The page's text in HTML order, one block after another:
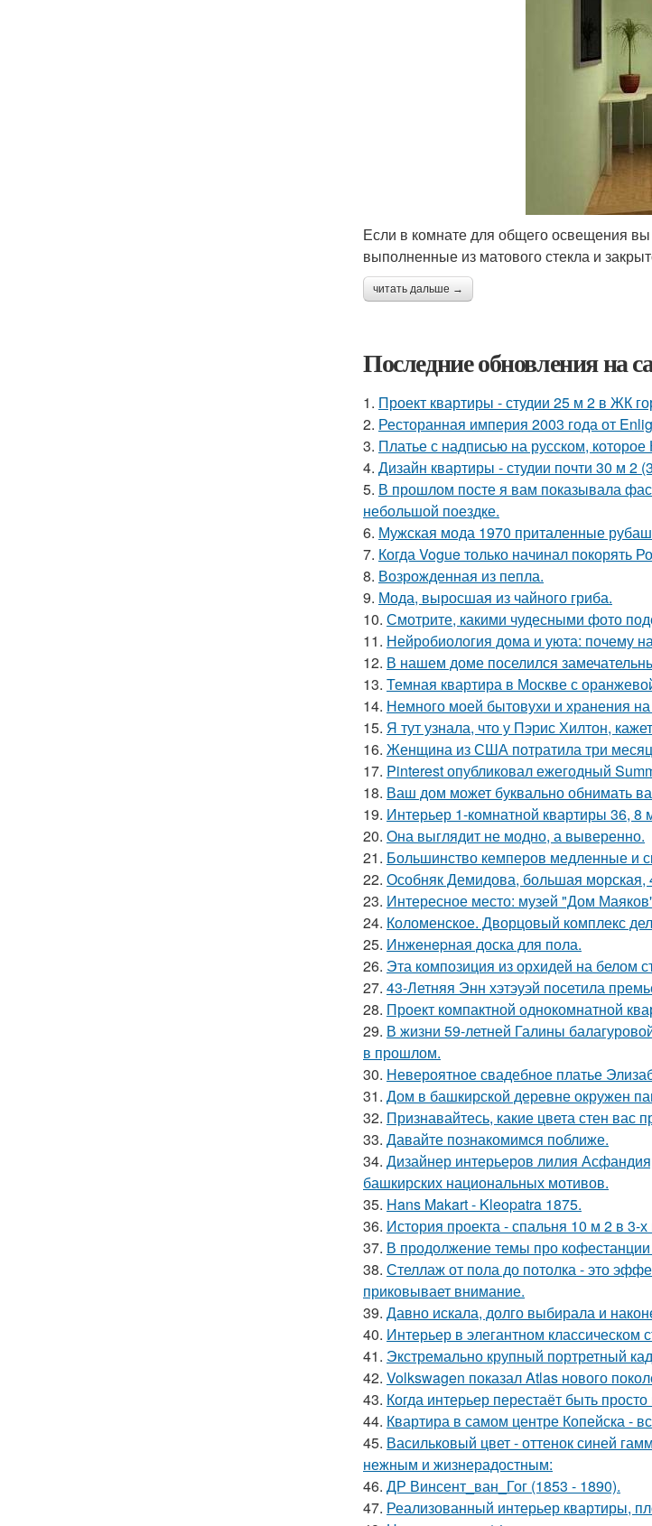
Если в комнате для общего освещения
выполненные из матового стекла и
читать дальше →
Последние обновления на
1. Проект квартиры - студии 25 м 2 в ЖК
2. Ресторанная империя 2003 года от
3. Платье с надписью на русском,
4. Дизайн квартиры - студии почти 30 м 2
5. В прошлом посте я вам показывала
небольшой поездке.
6. Мужская мода 1970 приталенные
7. Когда Vogue только начинал покорять
8. Возрожденная из пепла.
9. Мода, выросшая из чайного гриба.
10. Смотрите, какими чудесными фото
11. Нейробиология дома и уюта: почему
12. В нашем доме поселился
13. Темная квартира в Москве с
14. Немного моей бытовухи и хранения
15. Я тут узнала, что у Пэрис Хилтон,
16. Женщина из США потратила три
17. Pinterest опубликовал ежегодный
18. Ваш дом может буквально обнимать
19. Интерьер 1-комнатной квартиры 36,
20. Она выглядит не модно, а выверенно.
21. Большинство кемперов медленные и
22. Особняк Демидова, большая морская,
23. Интересное место: музей "Дом
24. Коломенское. Дворцовый комплекс
25. Инжeнepная доска для пола.
26. Эта композиция из орхидей на белом
27. 43-Летняя Энн хэтэуэй посетила
28. Проект компактной однокомнатной
29. В жизни 59-летней Галины
в прошлом.
30. Невероятное свадебное платье
31. Дом в башкирской деревне окружен
32. Признавайтесь, какие цвета стен вас
33. Давайте познакомимся поближе.
34. Дизайнер интерьеров лилия
башкирских национальных мотивов.
35. Hans Makart - Kleopatra 1875.
36. История проекта - спальня 10 м 2 в 3-
37. В продолжение темы про
38. Стеллаж от пола до потолка - это
приковывает внимание.
39. Давно искала, долго выбирала и
40. Интерьер в элегантном
41. Экстремально крупный портретный
42. Volkswagen показал Atlas нового
43. Когда интерьер перестаёт быть
44. Квартира в самом центре Копейска -
45. Васильковый цвет - оттенок синей
нежным и жизнерадостным:
46. ДР Винсент_ван_Гог (1853 - 1890).
47. Реализованный интерьер квартиры,